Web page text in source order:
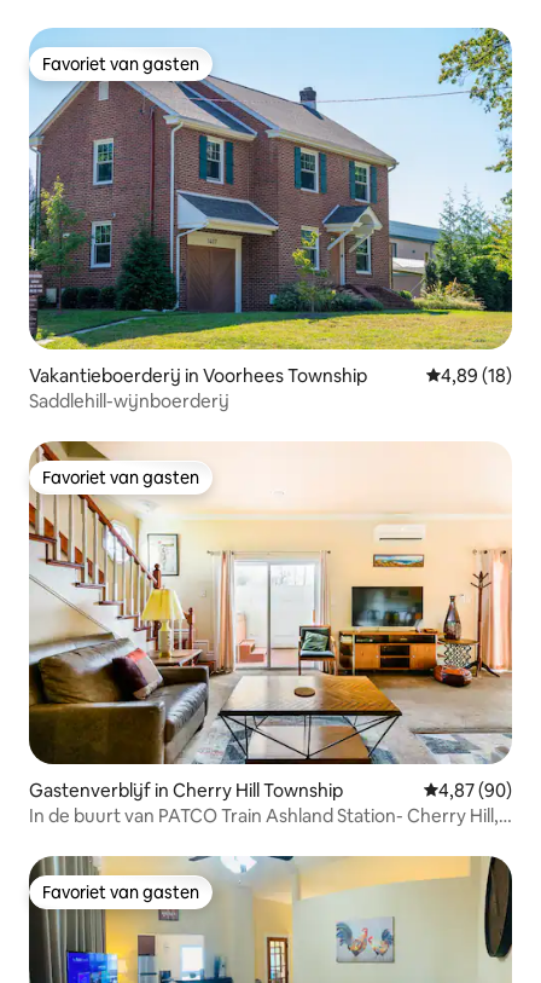
Favoriet van gasten
Favoriet van gasten
Vakantieboerderij in Voorhees Township Gemiddelde
4,89 (18)
Saddlehill-wijnboerderij
Favoriet van gasten
Favoriet van gasten
Gastenverblijf in Cherry Hill Township Gemiddelde
4,87 (90)
In de buurt van PATCO Train Ashland Station- Cherry Hill,
Favoriet van gasten
Favoriet van gasten